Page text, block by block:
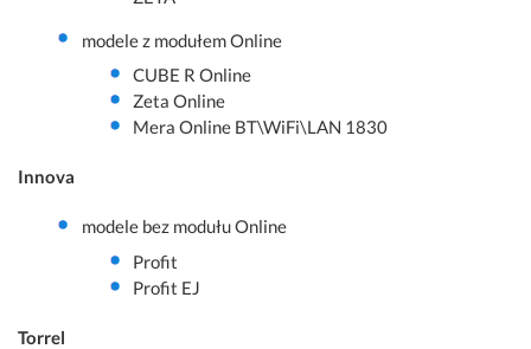
modele z modułem Online
CUBE R Online
Zeta Online
Mera Online BT\WiFi\LAN 1830
Innova
modele bez modułu Online
Profit
Profit EJ
Torrel